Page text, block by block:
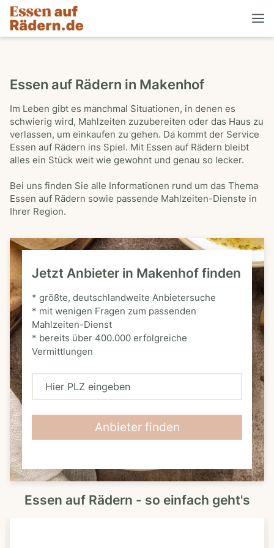
Essen auf Rädern in Makenhof
Im Leben gibt es manchmal Situationen, in denen es
schwierig wird, Mahlzeiten zuzubereiten oder das Haus zu
verlassen, um einkaufen zu gehen. Da kommt der Service
Essen auf Rädern ins Spiel. Mit Essen auf Rädern bleibt
alles ein Stück weit wie gewohnt und genau so lecker.
Bei uns finden Sie alle Informationen rund um das Thema
Essen auf Rädern sowie passende Mahlzeiten-Dienste in
Ihrer Region.
Jetzt Anbieter in Makenhof finden
* größte, deutschlandweite Anbietersuche
* mit wenigen Fragen zum passenden
Mahlzeiten-Dienst
* bereits über 400.000 erfolgreiche
Vermittlungen
H
L
Z
Anbieter finden
Essen auf Rädern - so einfach geht's